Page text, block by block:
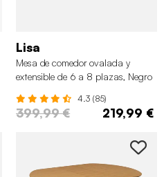
Lisa
Mesa de comedor ovalada y
extensible de 6 a 8 plazas, Negro
4.3 (85)
399,99 € 219,99 €